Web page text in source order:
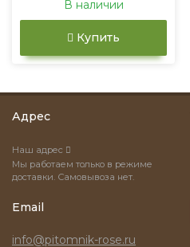
В наличии
Купить
Адрес
Наш адрес
Мы работаем только в режиме
доставки. Самовывоза нет.
Email
info@pitomnik-rose.ru